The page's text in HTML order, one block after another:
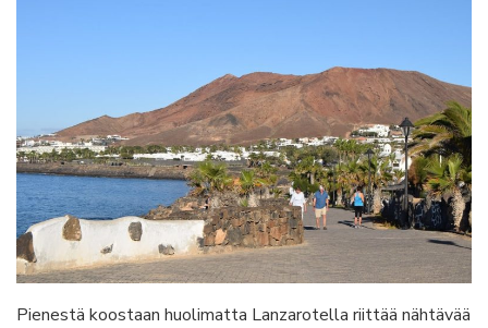
Pienestä koostaan huolimatta Lanzarotella riittää nähtävää